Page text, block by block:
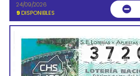
24/09/2026
9 DISPONIBLES